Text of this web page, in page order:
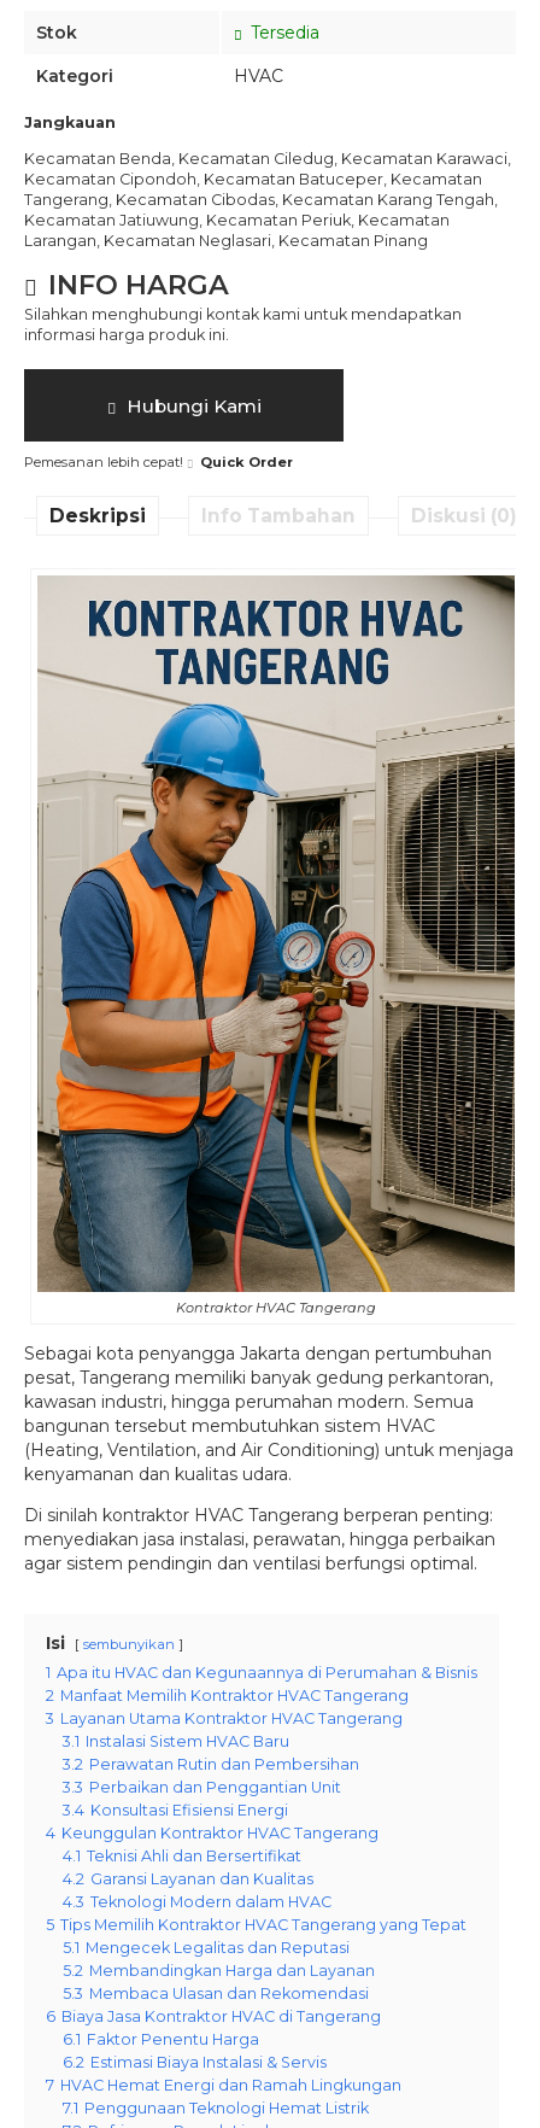
Stok
Tersedia
Kategori
HVAC
Jangkauan
Kecamatan Benda, Kecamatan Ciledug, Kecamatan Karawaci,
Kecamatan Cipondoh, Kecamatan Batuceper, Kecamatan
Tangerang, Kecamatan Cibodas, Kecamatan Karang Tengah,
Kecamatan Jatiuwung, Kecamatan Periuk, Kecamatan
Larangan, Kecamatan Neglasari, Kecamatan Pinang
INFO HARGA
Silahkan menghubungi kontak kami untuk mendapatkan
informasi harga produk ini.
Hubungi Kami
Pemesanan lebih cepat! Quick Order
Deskripsi Info Tambahan Diskusi (0)
Kontraktor HVAC Tangerang
Sebagai kota penyangga Jakarta dengan pertumbuhan
pesat, Tangerang memiliki banyak gedung perkantoran,
kawasan industri, hingga perumahan modern. Semua
bangunan tersebut membutuhkan sistem HVAC
(Heating, Ventilation, and Air Conditioning) untuk menjaga
kenyamanan dan kualitas udara.
Di sinilah kontraktor HVAC Tangerang berperan penting:
menyediakan jasa instalasi, perawatan, hingga perbaikan
agar sistem pendingin dan ventilasi berfungsi optimal.
Isi sembunyikan
1 Apa itu HVAC dan Kegunaannya di Perumahan & Bisnis
2 Manfaat Memilih Kontraktor HVAC Tangerang
3 Layanan Utama Kontraktor HVAC Tangerang
3.1 Instalasi Sistem HVAC Baru
3.2 Perawatan Rutin dan Pembersihan
3.3 Perbaikan dan Penggantian Unit
3.4 Konsultasi Efisiensi Energi
4 Keunggulan Kontraktor HVAC Tangerang
4.1 Teknisi Ahli dan Bersertifikat
4.2 Garansi Layanan dan Kualitas
4.3 Teknologi Modern dalam HVAC
5 Tips Memilih Kontraktor HVAC Tangerang yang Tepat
5.1 Mengecek Legalitas dan Reputasi
5.2 Membandingkan Harga dan Layanan
5.3 Membaca Ulasan dan Rekomendasi
6 Biaya Jasa Kontraktor HVAC di Tangerang
6.1 Faktor Penentu Harga
6.2 Estimasi Biaya Instalasi & Servis
7 HVAC Hemat Energi dan Ramah Lingkungan
7.1 Penggunaan Teknologi Hemat Listrik